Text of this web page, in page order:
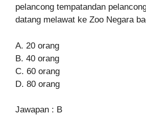
pelancong tempatandan
datang melawat ke Zoo Negara
A. 20 orang
B. 40 orang
C. 60 orang
D. 80 orang
Jawapan : B